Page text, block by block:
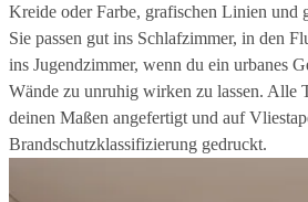
Kreide oder Farbe, grafischen Linien und
Sie passen gut ins Schlafzimmer, in den
ins Jugendzimmer, wenn du ein urbanes
Wände zu unruhig wirken zu lassen. Alle
deinen Maßen angefertigt und auf
Brandschutzklassifizierung gedruckt.